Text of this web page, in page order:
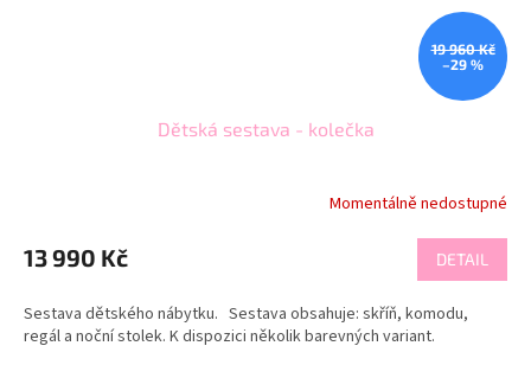
19 960 Kč
–29 %
Dětská sestava - kolečka
Momentálně nedostupné
13 990 Kč DETAIL
Sestava dětského nábytku. Sestava obsahuje: skříň, komodu,
regál a noční stolek. K dispozici několik barevných variant.